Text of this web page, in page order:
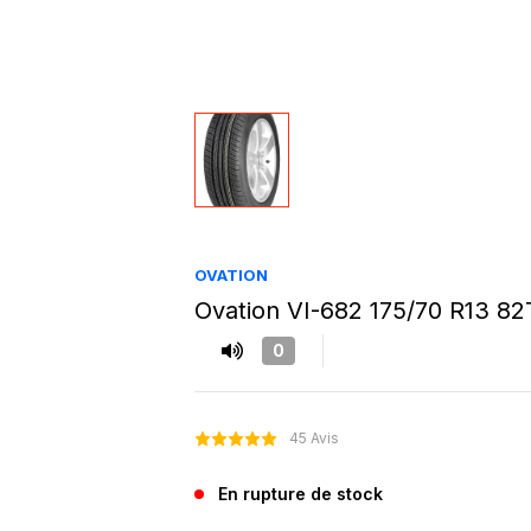
OVATION
Ovation VI-682 175/70 R13
0
45 Avis
En rupture de stock